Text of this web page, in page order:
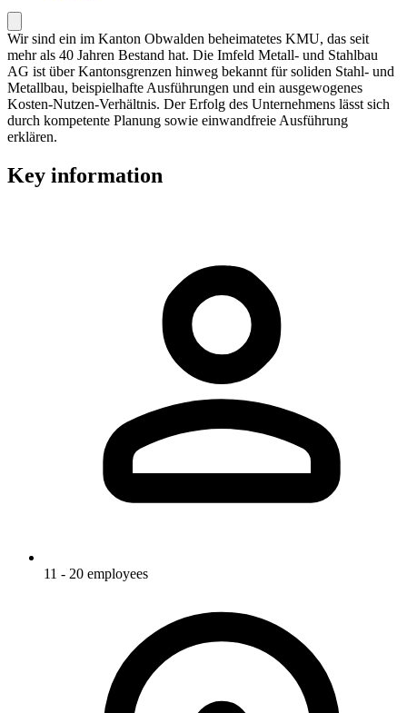
Wir sind ein im Kanton Obwalden beheimatetes KMU, das seit
mehr als 40 Jahren Bestand hat. Die Imfeld Metall- und Stahlbau
AG ist über Kantonsgrenzen hinweg bekannt für soliden Stahl- und
Metallbau, beispielhafte Ausführungen und ein ausgewogenes
Kosten-Nutzen-Verhältnis. Der Erfolg des Unternehmens lässt sich
durch kompetente Planung sowie einwandfreie Ausführung
erklären.
Key information
11 - 20 employees